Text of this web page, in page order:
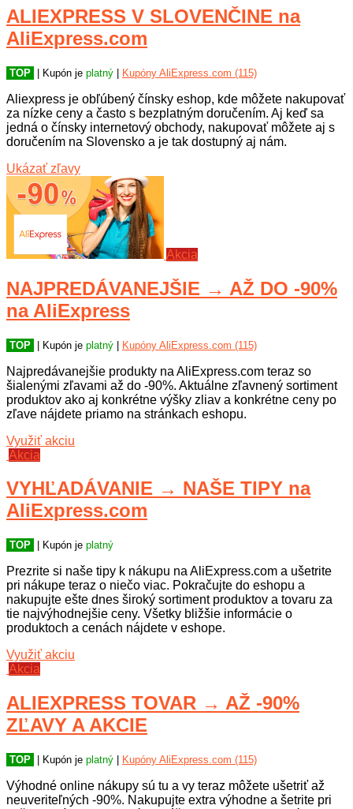
ALIEXPRESS V SLOVENČINE na
AliExpress.com
TOP | Kupón je platný Kupóny AliExpress.com (115)
Aliexpress je obľúbený čínsky eshop, kde môžete nakupovať
za nízke ceny a často s bezplatným doručením. Aj keď sa
jedná o čínsky internetový obchody, nakupovať môžete aj s
doručením na Slovensko a je tak dostupný aj nám.
Ukázať zľavy
Akcia
NAJPREDÁVANEJŠIE → AŽ DO -90%
na AliExpress
TOP | Kupón je platný | Kupóny AliExpress.com (115)
Najpredávanejšie produkty na AliExpress.com teraz so
šialenými zľavami až do -90%. Aktuálne zľavnený sortiment
produktov ako aj konkrétne výšky zliav a konkrétne ceny po
zľave nájdete priamo na stránkach eshopu.
Využiť akciu
Akcia
VYHĽADÁVANIE → NAŠE TIPY na
AliExpress.com
TOP | Kupón je platný
Prezrite si naše tipy k nákupu na AliExpress.com a ušetrite
pri nákupe teraz o niečo viac. Pokračujte do eshopu a
nakupujte ešte dnes široký sortiment produktov a tovaru za
tie najvýhodnejšie ceny. Všetky bližšie informácie o
produktoch a cenách nájdete v eshope.
Využiť akciu
Akcia
ALIEXPRESS TOVAR → AŽ -90%
ZĽAVY A AKCIE
TOP | Kupón je platný Kupóny AliExpress.com (115)
Výhodné online nákupy sú tu a vy teraz môžete ušetriť až
neuveriteľných -90%. Nakupujte extra výhodne a šetrite pri